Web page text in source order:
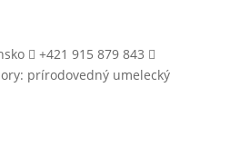
 +421 915 879 843 
prírodovedný umelecký